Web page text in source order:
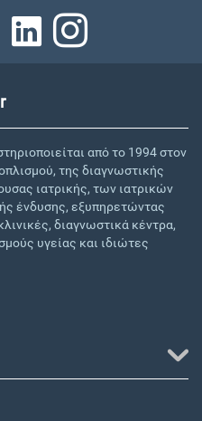
από το 1994 στον
της διαγνωστικής
ιατρικής, των ιατρικών
ένδυσης, εξυπηρετώντας
διαγνωστικά κέντρα,
υγείας και ιδιώτες